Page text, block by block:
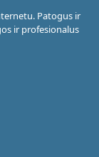
Patogus ir
ir profesionalus